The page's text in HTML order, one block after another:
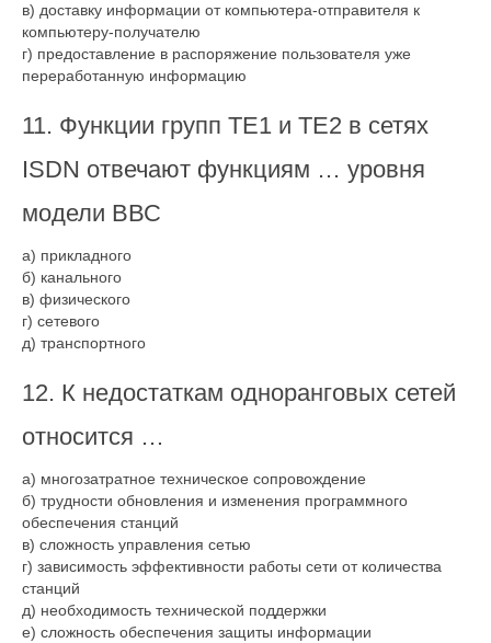
в) доставку информации от компьютера-отправителя к
компьютеру-получателю
г) предоставление в распоряжение пользователя уже
переработанную информацию
11. Функции групп TЕ1 и TЕ2 в сетях
ІSDN отвечают функциям … уровня
модели ВВС
а) прикладного
б) канального
в) физического
г) сетевого
д) транспортного
12. К недостаткам одноранговых сетей
относится …
а) многозатратное техническое сопровождение
б) трудности обновления и изменения программного
обеспечения станций
в) сложность управления сетью
г) зависимость эффективности работы сети от количества
станций
д) необходимость технической поддержки
е) сложность обеспечения защиты информации